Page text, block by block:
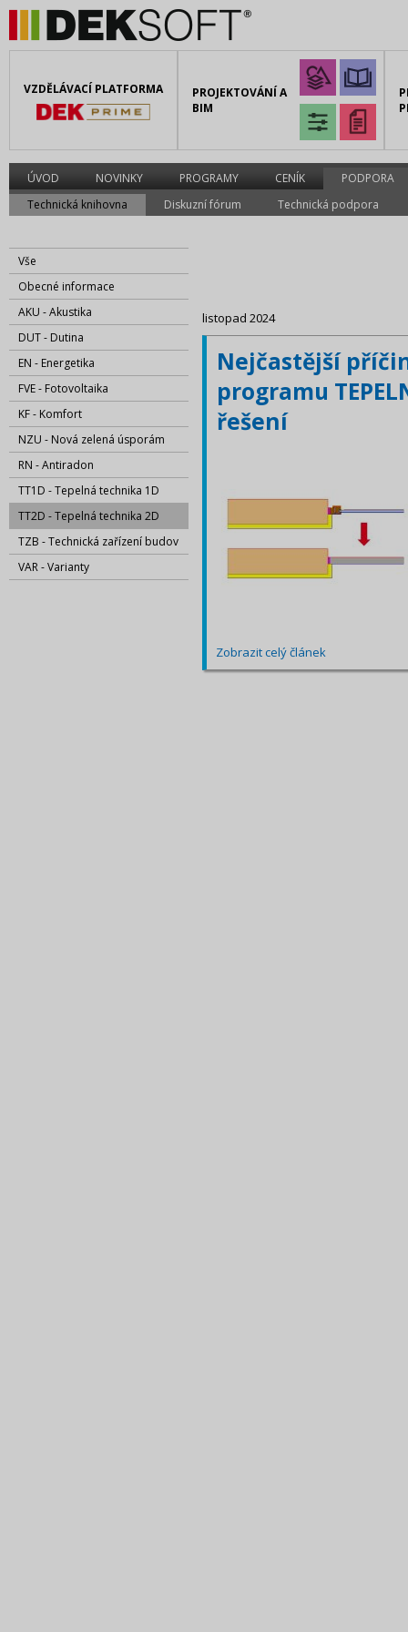
VZDĚLÁVACÍ PLATFORMA
PROJEKTOVÁNÍ A
BIM
ÚVOD NOVINKY PROGRAMY CENÍK
PODPORA
Technická knihovna
Diskuzní fórum Technická podpora
Vše
Obecné informace
AKU - Akustika
DUT - Dutina
EN - Energetika
FVE - Fotovoltaika
KF - Komfort
NZU - Nová zelená úsporám
RN - Antiradon
TT1D - Tepelná technika 1D
TT2D - Tepelná technika 2D
TZB - Technická zařízení budov
VAR - Varianty
listopad 2024
Nejčastější
programu
řešení
Zobrazit celý článek